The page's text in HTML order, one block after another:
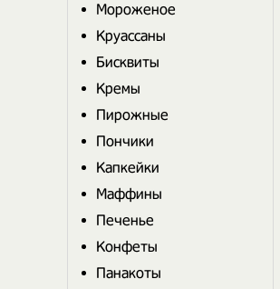
Мороженое
Круассаны
Бисквиты
Кремы
Пирожные
Пончики
Капкейки
Маффины
Печенье
Конфеты
Панакоты